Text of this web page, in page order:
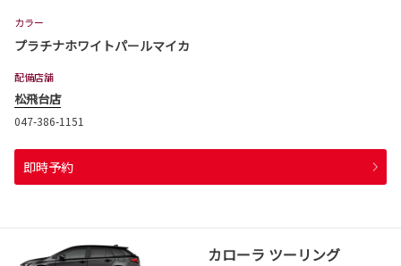
カラー
プラチナホワイトパールマイカ
配備店舗
松飛台店
047-386-1151
即時予約
カローラ ツーリング